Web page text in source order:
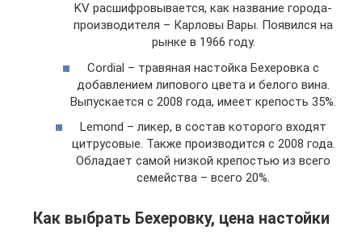
KV расшифровывается, как название города-
производителя – Карловы Вары. Появился на
рынке в 1966 году.
Cordial – травяная настойка Бехеровка с
добавлением липового цвета и белого вина.
Выпускается с 2008 года, имеет крепость 35%.
Lemond – ликер, в состав которого входят
цитрусовые. Также производится с 2008 года.
Обладает самой низкой крепостью из всего
семейства – всего 20%.
Как выбрать Бехеровку, цена настойки